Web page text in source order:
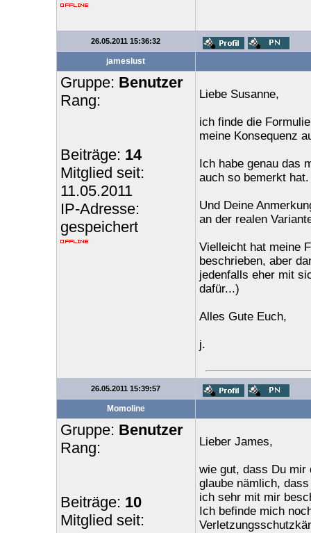
26.05.2011 15:36:32
jameslust
Gruppe: Benutzer
Rang:
Beiträge: 14
Mitglied seit:
11.05.2011
IP-Adresse:
gespeichert
Liebe Susanne,
ich finde die
meine Konsequenz
Ich habe genau das
auch so bemerkt hat.
Und Deine
an der realen
Vielleicht hat meine
beschrieben, aber
jedenfalls eher mit
dafür...)
Alles Gute Euch,
j.
26.05.2011 15:39:57
Momoline
Gruppe: Benutzer
Rang:
Beiträge: 10
Mitglied seit:
Lieber James,
wie gut, dass Du
glaube nämlich,
ich sehr mit mir
Ich befinde mich